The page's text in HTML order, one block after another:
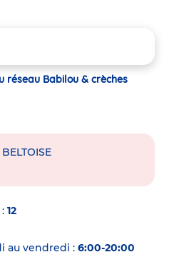
réseau Babilou & crèches
12
au vendredi : 6:00-20:00